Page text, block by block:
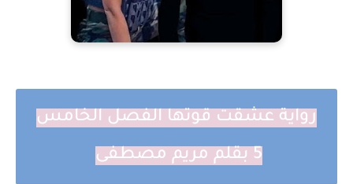
رواية عشقت قوتها الفصل الخامس
5 بقلم مريم مصطفى